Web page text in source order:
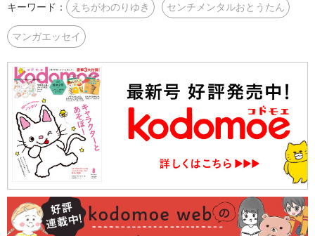
キーワード： えちがわのりゆき センチメンタルおとうたん
マンガエッセイ